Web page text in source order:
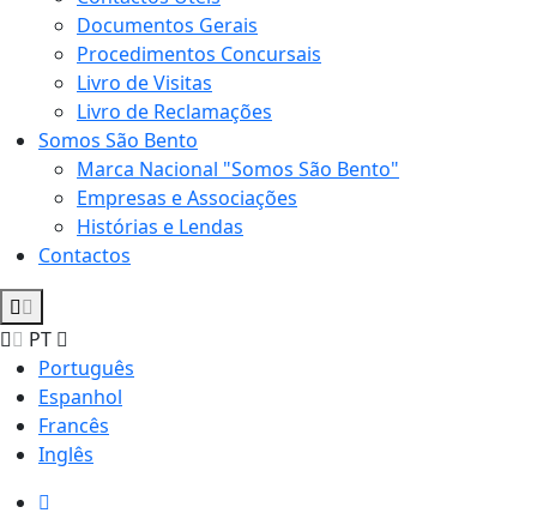
Documentos Gerais
Procedimentos Concursais
Livro de Visitas
Livro de Reclamações
Somos São Bento
Marca Nacional "Somos São Bento"
Empresas e Associações
Histórias e Lendas
Contactos
PT
Português
Espanhol
Francês
Inglês